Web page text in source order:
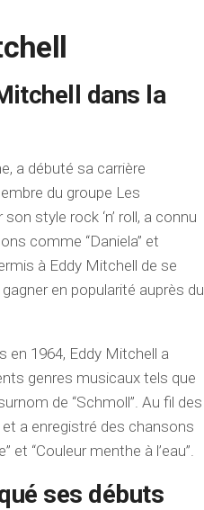
dans la
a débuté sa carrière
du groupe Les
style rock ‘n’ roll, a connu
comme “Daniela” et
à Eddy Mitchell de se
en popularité auprès du
en 1964, Eddy Mitchell a
genres musicaux tels que
de “Schmoll”. Au fil des
a enregistré des chansons
“Couleur menthe à l’eau”.
ses débuts